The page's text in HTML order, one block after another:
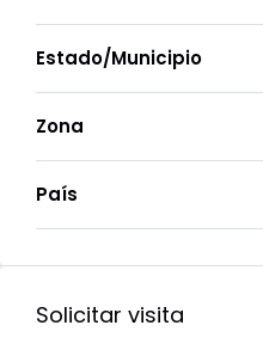
Estado/Municipio
Zona
País
Solicitar visita